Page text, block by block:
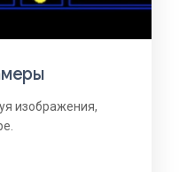
изображения,